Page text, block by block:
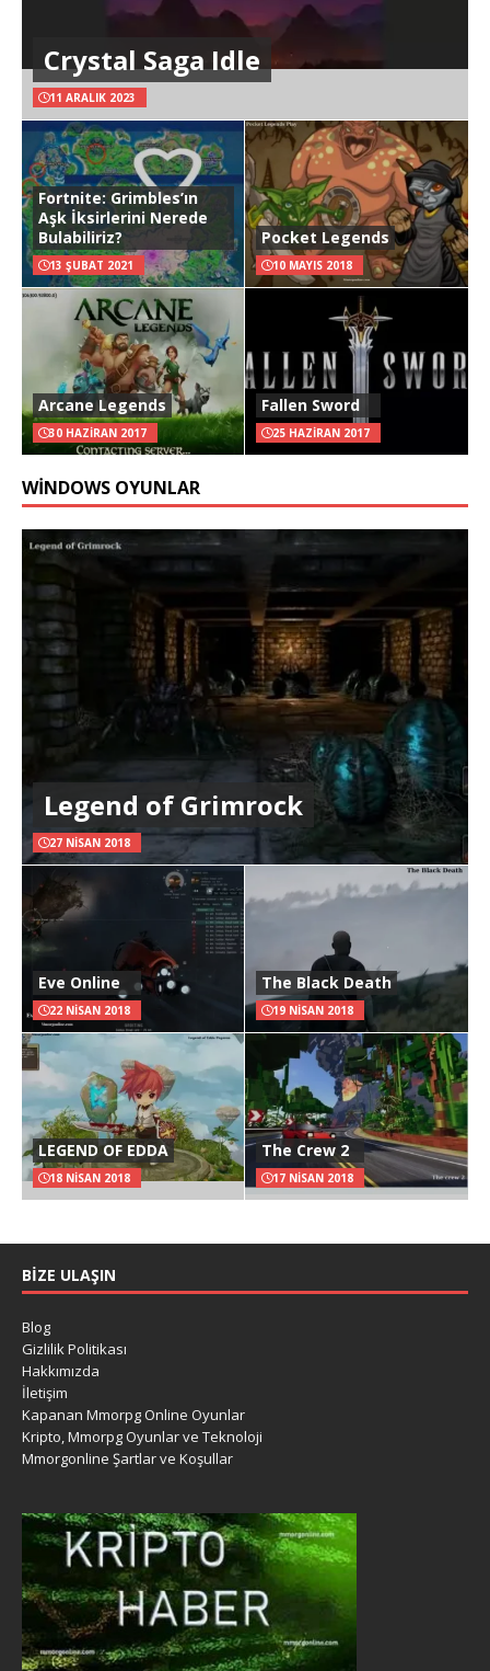
Crystal Saga Idle
11 ARALIK 2023
Fortnite: Grimbles’ın
Aşk İksirlerini Nerede
Bulabiliriz?
13 ŞUBAT 2021
Pocket Legends
10 MAYIS 2018
Arcane Legends
30 HAZIRAN 2017
Fallen Sword
25 HAZIRAN 2017
WINDOWS OYUNLAR
Legend of Grimrock
27 NISAN 2018
Eve Online
22 NISAN 2018
The Black Death
19 NISAN 2018
LEGEND OF EDDA
18 NISAN 2018
The Crew 2
17 NISAN 2018
BIZE ULAŞIN
Blog
Gizlilik Politikası
Hakkımızda
İletişim
Kapanan Mmorpg Online Oyunlar
Kripto, Mmorpg Oyunlar ve Teknoloji
Mmorgonline Şartlar ve Koşullar